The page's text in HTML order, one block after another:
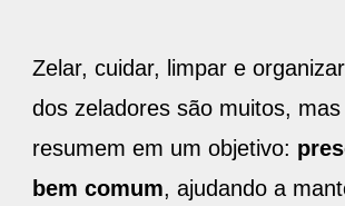
Zelar, cuidar, limpar e
dos zeladores são muitos,
resumem em um objetivo:
bem comum, ajudando a